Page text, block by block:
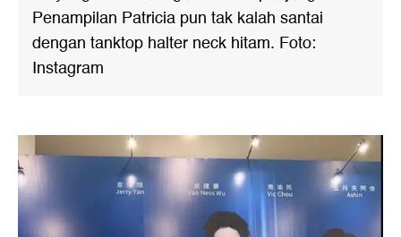
Penampilan Patricia pun tak kalah santai
dengan tanktop halter neck hitam. Foto:
Instagram